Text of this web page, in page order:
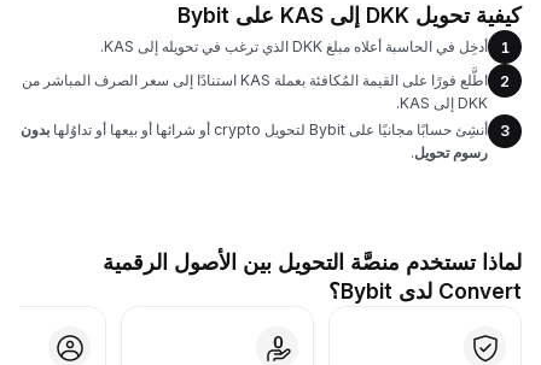
كيفية تحويل DKK إلى KAS على Bybit
1
أدخِل في الحاسبة أعلاه مبلغ DKK الذي ترغب في تحويله إلى KAS.
2
اطَّلع فورًا على القيمة المُكافئة بعملة KAS استنادًا إلى سعر الصرف المباشر من
DKK إلى KAS.
3
أنشِئ حسابًا مجانيًا على Bybit لتحويل crypto أو شرائها أو بيعها أو تداوُلها
بدون
رسوم تحويل.
لماذا تستخدم منصَّة التحويل بين الأصول الرقمية
Convert لدى Bybit؟